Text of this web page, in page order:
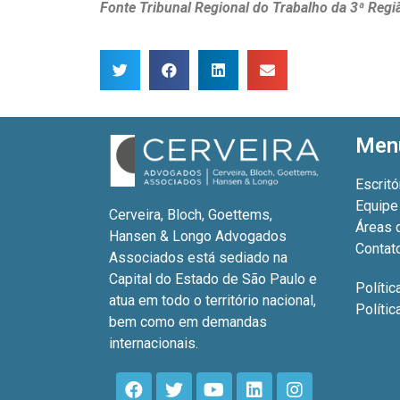
Fonte Tribunal Regional do Trabalho da 3ª
Cerveira, Bloch, Goettems,
Hansen & Longo Advogados
Associados está sediado na
Capital do Estado de São Paulo e
atua em todo o território nacional,
bem como em demandas
internacionais.
Equipe
Áreas